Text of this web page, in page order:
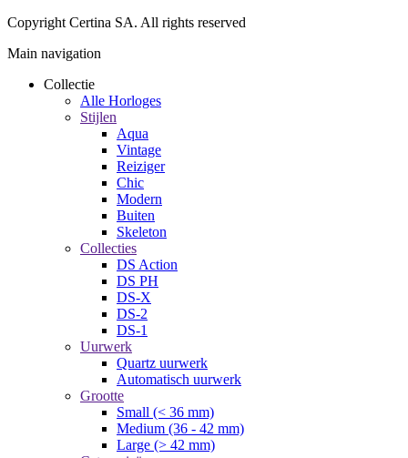
Copyright Certina SA. All rights reserved
Main navigation
Collectie
Alle Horloges
Stijlen
Aqua
Vintage
Reiziger
Chic
Modern
Buiten
Skeleton
Collecties
DS Action
DS PH
DS-X
DS-2
DS-1
Uurwerk
Quartz uurwerk
Automatisch uurwerk
Grootte
Small (< 36 mm)
Medium (36 - 42 mm)
Large (> 42 mm)